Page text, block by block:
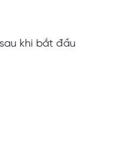
khi bắt đầu
khi nộp đơn (chỉ